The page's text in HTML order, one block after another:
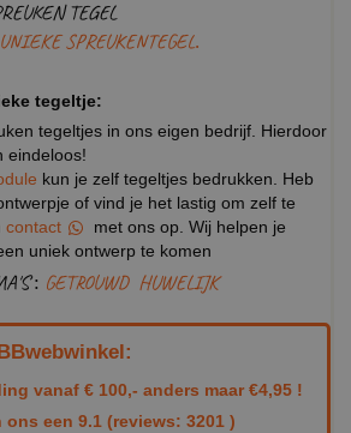
TEGEL
SPREUKENTEGEL.
tegeltje:
tegeltjes in ons eigen bedrijf. Hierdoor
eindeloos!
kun je zelf tegeltjes bedrukken. Heb
of vind je het lastig om zelf te
contact
met ons op. Wij helpen je
uniek ontwerp te komen
: GETROUWD HUWELIJK
vanaf € 100,- anders maar €4,95 !
ons een 9.1 (reviews: 3201 )